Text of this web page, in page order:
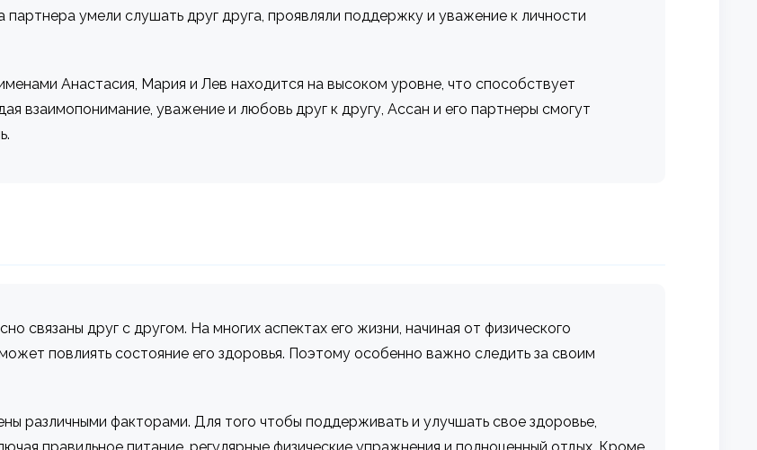
умели слушать друг друга, проявляли поддержку и уважение к личности
Анастасия, Мария и Лев находится на высоком уровне, что способствует
взаимопонимание, уважение и любовь друг к другу, Ассан и его партнеры смогут
связаны друг с другом. На многих аспектах его жизни, начиная от физического
повлиять состояние его здоровья. Поэтому особенно важно следить за своим
различными факторами. Для того чтобы поддерживать и улучшать свое здоровье,